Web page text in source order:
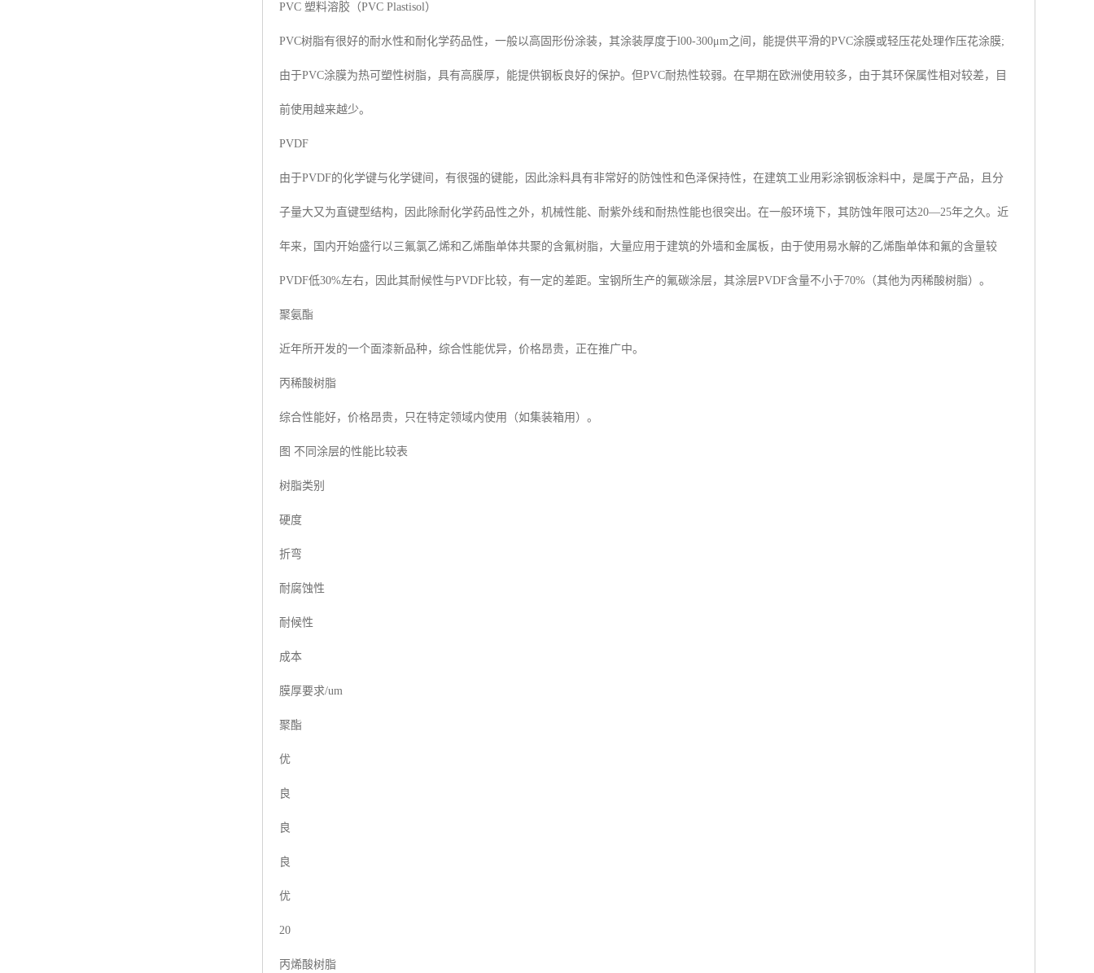
PVC 塑料溶胶（PVC Plastisol）
PVC树脂有很好的耐水性和耐化学药品性，一般以高固形份涂装，其涂装厚度于l00-300μm之间，能提供平滑的PVC涂膜或轻压花处理作压花涂膜;
由于PVC涂膜为热可塑性树脂，具有高膜厚，能提供钢板良好的保护。但PVC耐热性较弱。在早期在欧洲使用较多，由于其环保属性相对较差，目
前使用越来越少。
PVDF
由于PVDF的化学键与化学键间，有很强的键能，因此涂料具有非常好的防蚀性和色泽保持性，在建筑工业用彩涂钢板涂料中，是属于产品，且分
子量大又为直键型结构，因此除耐化学药品性之外，机械性能、耐紫外线和耐热性能也很突出。在一般环境下，其防蚀年限可达20—25年之久。近
年来，国内开始盛行以三氟氯乙烯和乙烯酯单体共聚的含氟树脂，大量应用于建筑的外墙和金属板，由于使用易水解的乙烯酯单体和氟的含量较
PVDF低30%左右，因此其耐候性与PVDF比较，有一定的差距。宝钢所生产的氟碳涂层，其涂层PVDF含量不小于70%（其他为丙稀酸树脂）。
聚氨酯
近年所开发的一个面漆新品种，综合性能优异，价格昂贵，正在推广中。
丙稀酸树脂
综合性能好，价格昂贵，只在特定领域内使用（如集装箱用）。
图 不同涂层的性能比较表
树脂类别
硬度
折弯
耐腐蚀性
耐候性
成本
膜厚要求/um
聚酯
优
良
良
良
优
20
丙烯酸树脂